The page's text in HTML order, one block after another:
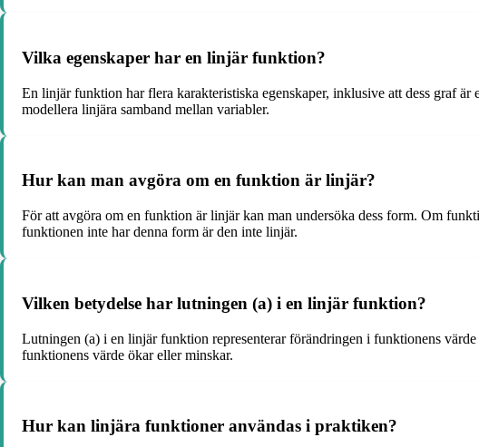
Vilka egenskaper har en linjär funktion?
En linjär funktion har flera karakteristiska egenskaper, inklusive att dess graf
modellera linjära samband mellan variabler.
Hur kan man avgöra om en funktion är linjär?
För att avgöra om en funktion är linjär kan man undersöka dess form. Om
funktionen inte har denna form är den inte linjär.
Vilken betydelse har lutningen (a) i en linjär funktion?
Lutningen (a) i en linjär funktion representerar förändringen i funktionens
funktionens värde ökar eller minskar.
Hur kan linjära funktioner användas i praktiken?